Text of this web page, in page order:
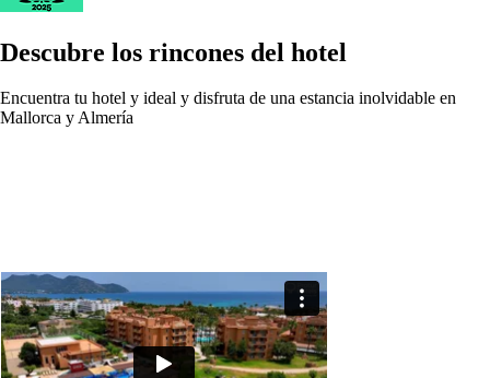
Descubre los rincones del hotel
Encuentra tu hotel y ideal y disfruta de una estancia inolvidable en
Mallorca y Almería